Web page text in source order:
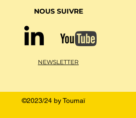
NOUS SUIVRE
NEWSLETTER
©2023/24 by Toumaï